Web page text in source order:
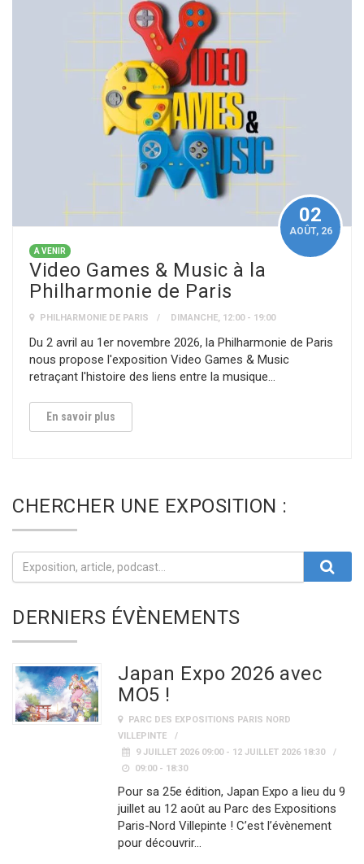
02
AOÛT, 26
A VENIR
Video Games & Music à la
Philharmonie de Paris
PHILHARMONIE DE PARIS DIMANCHE, 12:00 - 19:00
Du 2 avril au 1er novembre 2026, la Philharmonie de Paris
nous propose l'exposition Video Games & Music
retraçant l'histoire des liens entre la musique…
En savoir plus
CHERCHER UNE EXPOSITION :
DERNIERS ÉVÈNEMENTS
Japan Expo 2026 avec
MO5 !
PARC DES EXPOSITIONS PARIS NORD
VILLEPINTE
9 JUILLET 2026 09:00 - 12 JUILLET 2026 18:30
09:00 - 18:30
Pour sa 25e édition, Japan Expo a lieu du 9
juillet au 12 août au Parc des Expositions
Paris-Nord Villepinte ! C’est l’évènement
pour découvrir…